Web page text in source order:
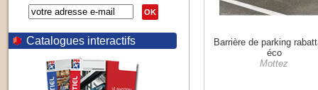
OK
Catalogues interactifs
Barrière de parking
éco
Mottez